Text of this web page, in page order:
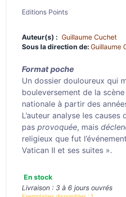
Editions Points
Auteur(s) : Guillaume Cuchet
Sous la direction de:Guillaume
Format poche
Un dossier douloureux qui
bouleversement de la
nationale à partir des
L’auteur analyse les causes
pas provoquée, mais
religieux que fut
Vatican II et ses suites ».
En stock
Livraison : 3 à 6 jours ouvrés